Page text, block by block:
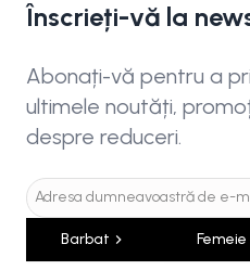
Înscrieți-vă la
Abonați-vă pentru a
ultimele noutăți,
despre reduceri.
Barbat Femeie